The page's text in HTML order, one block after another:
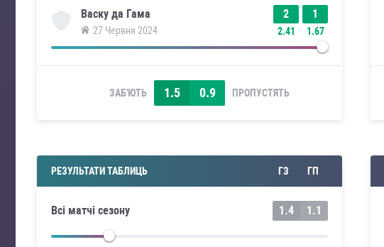
Васку да Гама
27 Червня 2024
2
2.41
1
1.67
ЗАБ'ЮТЬ 1.5 0.9 ПРОПУСТЯТЬ
РЕЗУЛЬТАТИ ТАБЛИЦЬ ГЗ ГП
Всі матчі сезону 1.4 1.1